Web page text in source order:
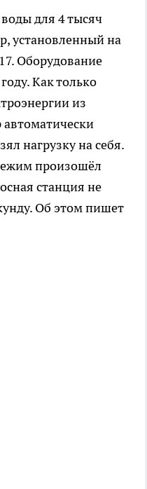
для 4 тысяч
установленный на
Оборудование
Как только
из
автоматически
нагрузку на себя.
произошёл
станция не
Об этом пишет